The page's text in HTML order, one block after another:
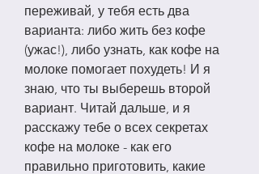
переживай, у тебя есть два
варианта: либо жить без кофе
(ужас!), либо узнать, как кофе на
молоке помогает похудеть! И я
знаю, что ты выберешь второй
вариант. Читай дальше, и я
расскажу тебе о всех секретах
кофе на молоке - как его
правильно приготовить, какие